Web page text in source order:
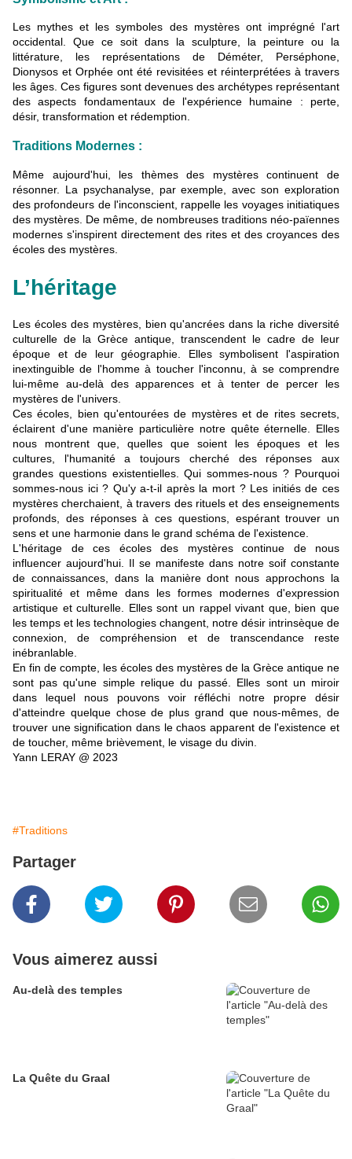
Les mythes et les symboles des mystères ont imprégné l'art
occidental. Que ce soit dans la sculpture, la peinture ou la
littérature, les représentations de Déméter, Perséphone,
Dionysos et Orphée ont été revisitées et réinterprétées à travers
les âges. Ces figures sont devenues des archétypes représentant
des aspects fondamentaux de l'expérience humaine : perte,
désir, transformation et rédemption.
Traditions Modernes :
Même aujourd'hui, les thèmes des mystères continuent de
résonner. La psychanalyse, par exemple, avec son exploration
des profondeurs de l'inconscient, rappelle les voyages initiatiques
des mystères. De même, de nombreuses traditions néo-païennes
modernes s'inspirent directement des rites et des croyances des
écoles des mystères.
L’héritage
Les écoles des mystères, bien qu'ancrées dans la riche diversité
culturelle de la Grèce antique, transcendent le cadre de leur
époque et de leur géographie. Elles symbolisent l'aspiration
inextinguible de l'homme à toucher l'inconnu, à se comprendre
lui-même au-delà des apparences et à tenter de percer les
mystères de l'univers.
Ces écoles, bien qu'entourées de mystères et de rites secrets,
éclairent d'une manière particulière notre quête éternelle. Elles
nous montrent que, quelles que soient les époques et les
cultures, l'humanité a toujours cherché des réponses aux
grandes questions existentielles. Qui sommes-nous ? Pourquoi
sommes-nous ici ? Qu'y a-t-il après la mort ? Les initiés de ces
mystères cherchaient, à travers des rituels et des enseignements
profonds, des réponses à ces questions, espérant trouver un
sens et une harmonie dans le grand schéma de l'existence.
L'héritage de ces écoles des mystères continue de nous
influencer aujourd'hui. Il se manifeste dans notre soif constante
de connaissances, dans la manière dont nous approchons la
spiritualité et même dans les formes modernes d'expression
artistique et culturelle. Elles sont un rappel vivant que, bien que
les temps et les technologies changent, notre désir intrinsèque de
connexion, de compréhension et de transcendance reste
inébranlable.
En fin de compte, les écoles des mystères de la Grèce antique ne
sont pas qu'une simple relique du passé. Elles sont un miroir
dans lequel nous pouvons voir réfléchi notre propre désir
d'atteindre quelque chose de plus grand que nous-mêmes, de
trouver une signification dans le chaos apparent de l'existence et
de toucher, même brièvement, le visage du divin.
Yann LERAY @ 2023
#Traditions
Partager
Vous aimerez aussi
Au-delà des temples
La Quête du Graal